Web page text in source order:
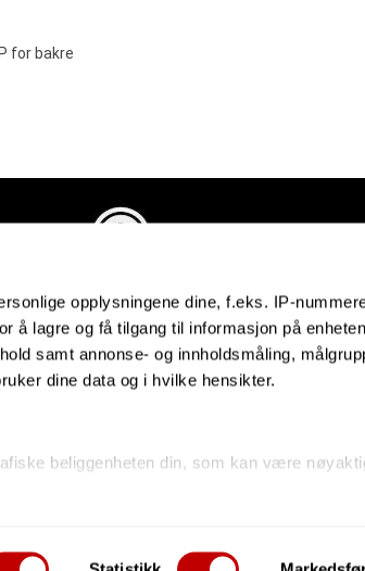
opplysningene dine, f.eks. IP-
å lagre og få tilgang til informasjon på
samt annonse- og innholdsmåling,
dine data og i hvilke hensikter.
beliggenheten din, som kan være
for bakre
Industriveien 4
4879 Grimstad
Organisasjonsnummer: 991434461